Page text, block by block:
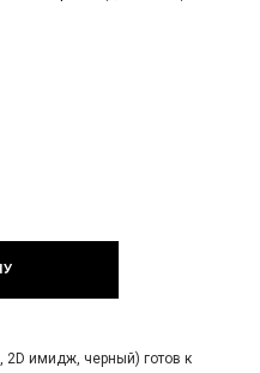
2D имидж, черный) готов к